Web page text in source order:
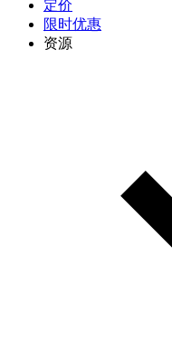
定价
限时优惠
资源